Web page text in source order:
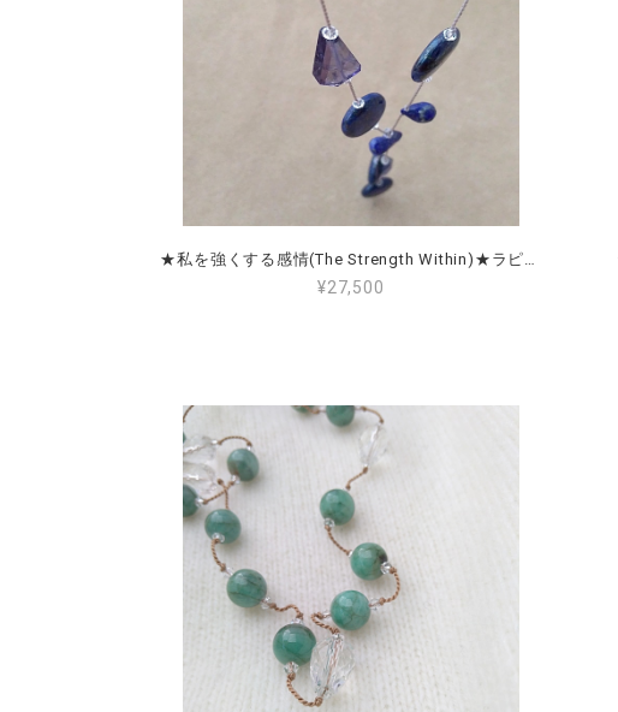
★私を強くする感情(The Strength Within)★ラピスラズリ＆アイオライト Lapis Lazuli & Iolite
¥27,500